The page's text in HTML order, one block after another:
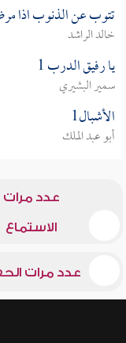
تتوب عن الذنوب اذا
خالد الراشد
يا رفيق الدرب 1
سمير البشيري
الأشبال1
أبو عبد الملك
عدد مرات
الاستماع
عدد مرات